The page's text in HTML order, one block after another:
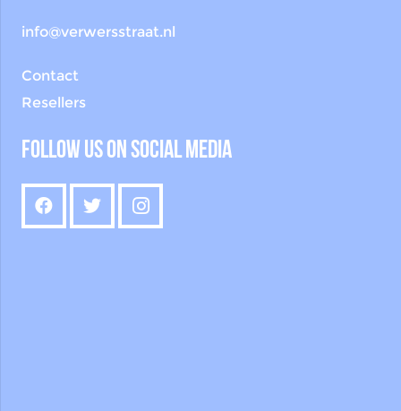
info@verwersstraat.nl
Contact
Resellers
Follow us on social media